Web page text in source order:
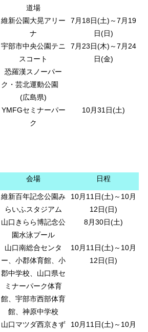
道場
維新公園大晃アリー
ナ
7月18日(土)～7月19
日(日)
宇部市中央公園テニ
スコート
7月23日(木)～7月24
日(金)
恐羅漢スノーパー
ク・芸北運動公園
(広島県)
YMFGセミナーパー
ク
10月31日(土)
会場 日程
維新百年記念公園み
らいふスタジアム
10月11日(土)～10月
12日(日)
山口きらら博記念公
園水泳プール
8月30日(土)
山口南総合センタ
ー、小郡体育館、小
郡中学校、山口県セ
ミナーパーク体育
館、宇部市西部体育
館、神原中学校
10月11日(土)～10月
12日(日)
山口マツダ西京きず
10月11日(土)～10月